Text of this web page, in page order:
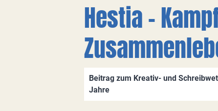
Hestia -
Beitrag zum Kreativ- und
Jahre